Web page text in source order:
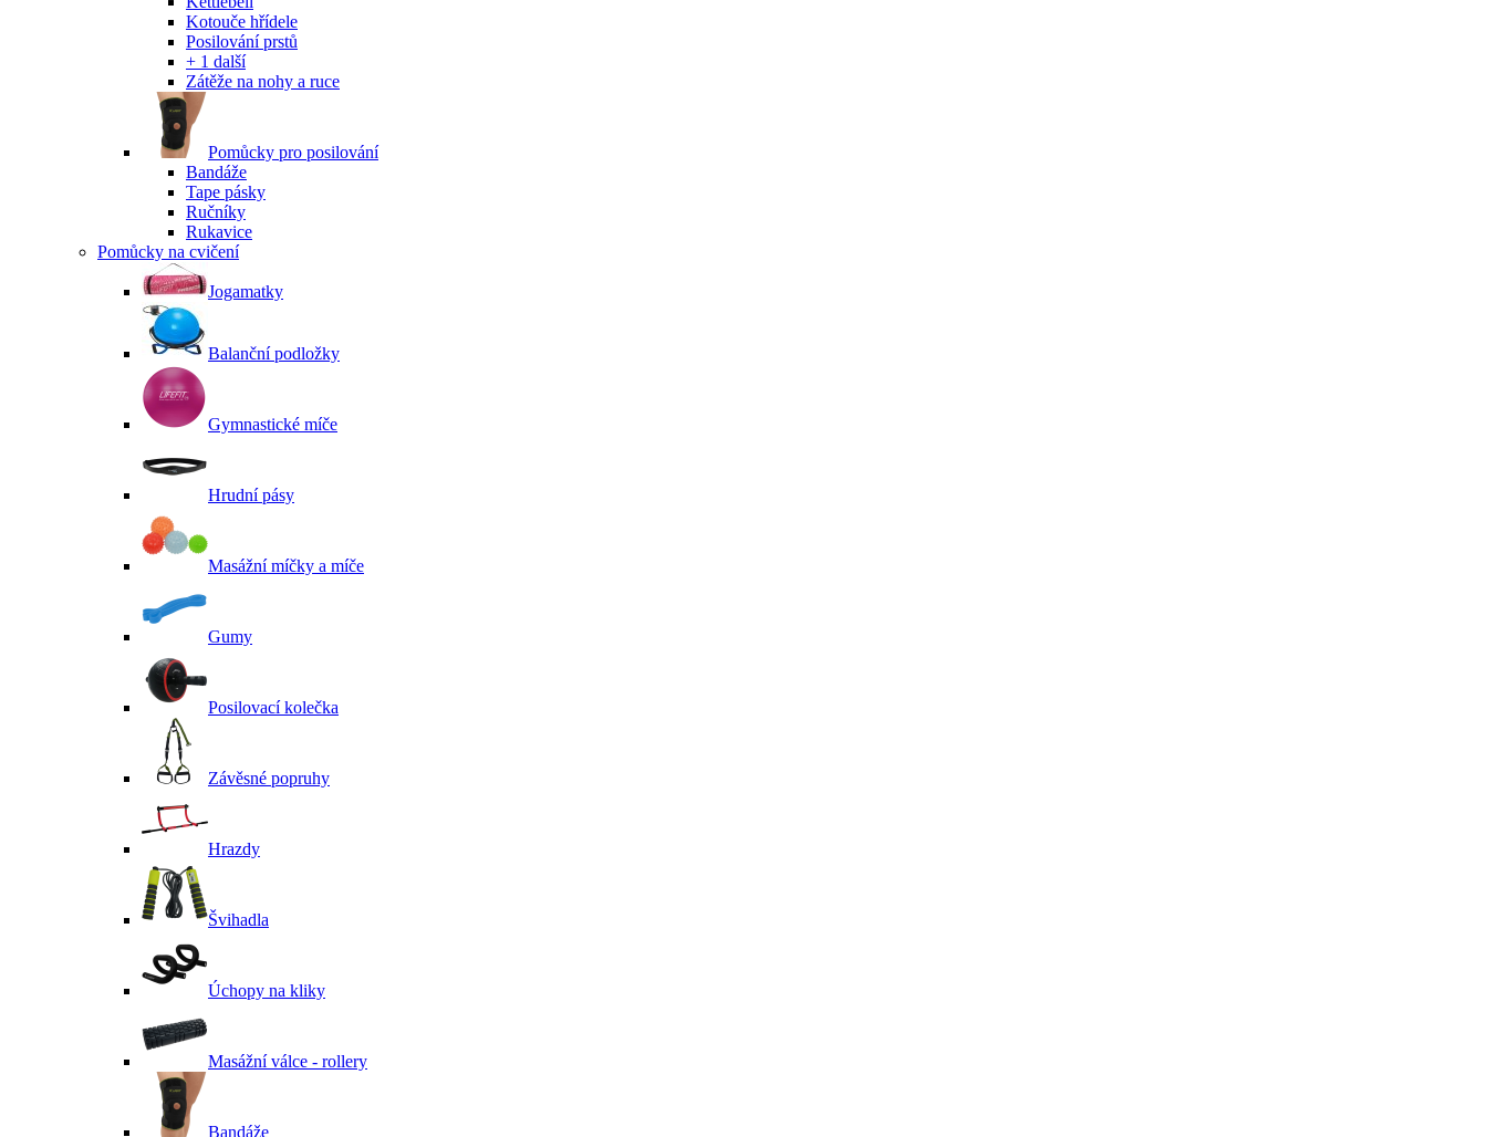
Kotouče hřídele
Posilování prstů
+ 1 další
Zátěže na nohy a ruce
Pomůcky pro posilování
Bandáže
Tape pásky
Ručníky
Rukavice
Pomůcky na cvičení
Jogamatky
Balanční podložky
Gymnastické míče
Hrudní pásy
Masážní míčky a míče
Gumy
Posilovací kolečka
Závěsné popruhy
Hrazdy
Švihadla
Úchopy na kliky
Masážní válce - rollery
Bandáže